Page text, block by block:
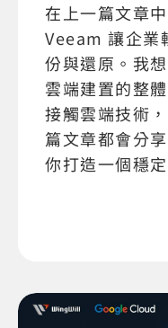
在上一篇文章
Veeam 讓企業
份與還原。我
雲端建置的整
接觸雲端技術
篇文章都會分
你打造一個穩